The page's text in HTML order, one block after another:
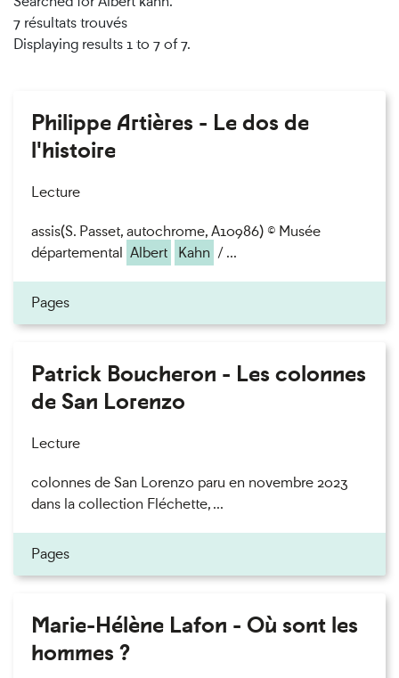
7 résultats trouvés
Displaying results 1 to 7 of 7.
Philippe Artières - Le dos de
l'histoire
Lecture
assis(S. Passet, autochrome, A10986) © Musée
départemental Albert Kahn / ...
Pages
Patrick Boucheron - Les colonnes
de San Lorenzo
Lecture
colonnes de San Lorenzo paru en novembre 2023
dans la collection Fléchette, ...
Pages
Marie-Hélène Lafon - Où sont les
hommes ?